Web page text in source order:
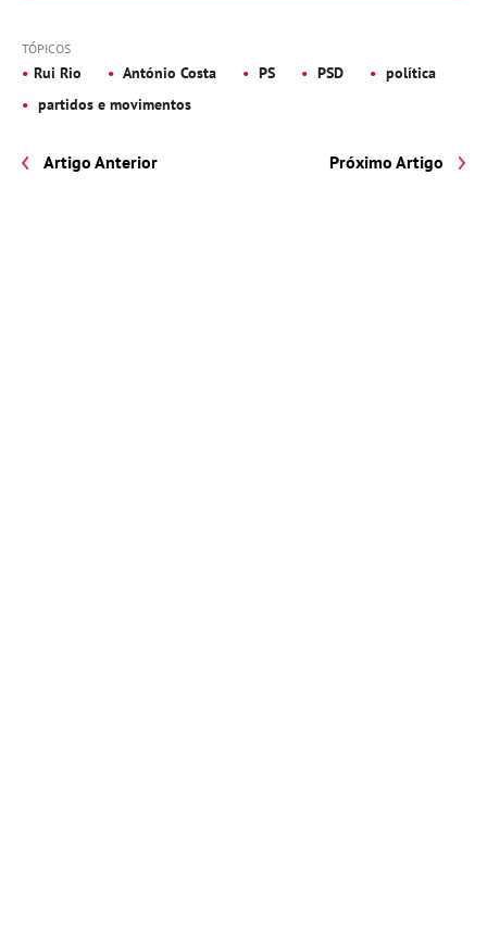
TÓPICOS
Rui Rio António Costa PS PSD
política
partidos e movimentos
Artigo Anterior Próximo Artigo